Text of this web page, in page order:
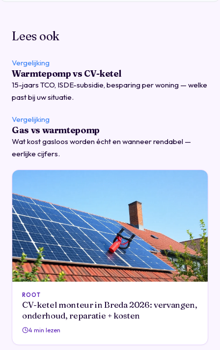
Lees ook
Vergelijking
Warmtepomp vs CV-ketel
15-jaars TCO, ISDE-subsidie, besparing per woning — welke
past bij uw situatie.
Vergelijking
Gas vs warmtepomp
Wat kost gasloos worden écht en wanneer rendabel —
eerlijke cijfers.
ROOT
CV-ketel monteur in Breda 2026: vervangen,
onderhoud, reparatie + kosten
4 min lezen